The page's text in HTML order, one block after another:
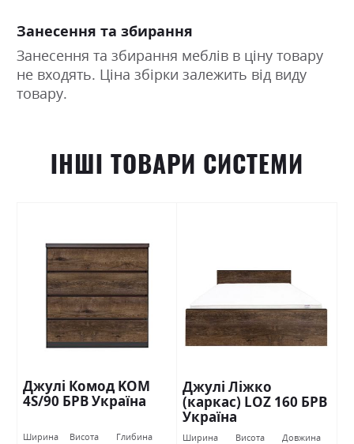
Занесення та збирання
Занесення та збирання меблів в ціну товару
не входять. Ціна збірки залежить від виду
товару.
ІНШІ ТОВАРИ СИСТЕМИ
Джулі Комод KOM
4S/90 БРВ Україна
Ширина Висота Глибина
Джулі Ліжко
(каркас) LOZ 160 БРВ
Україна
Ширина Висота Довжина